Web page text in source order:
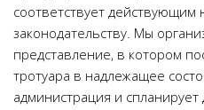
соответствует действующим
законодательству. Мы
представление, в котором
тротуара в надлежащее
администрация и